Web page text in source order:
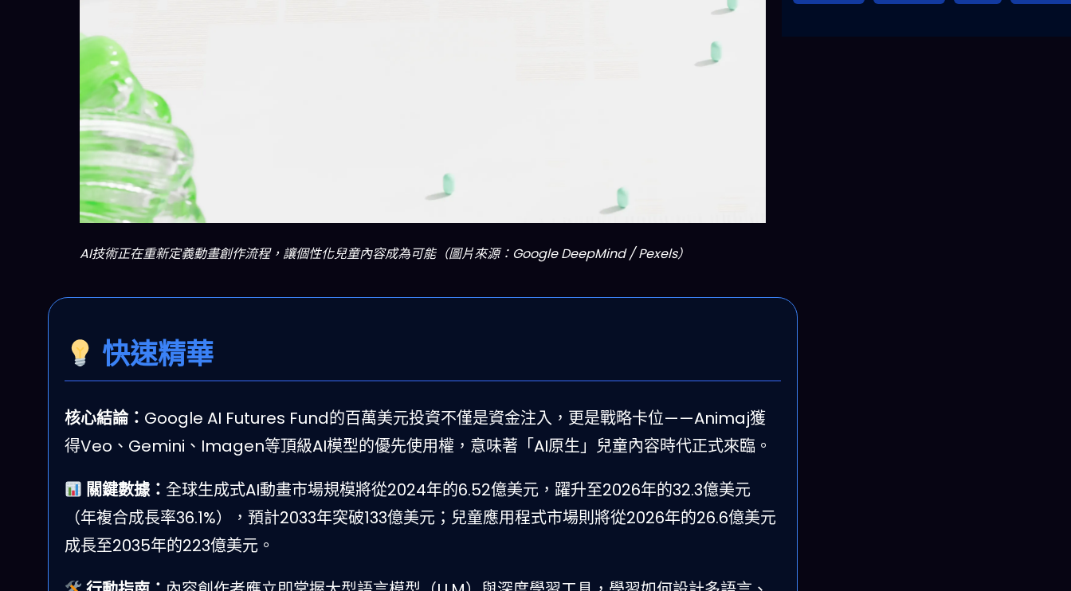
AI技術正在重新定義動畫創作流程，讓個性化兒童內容成為可能（圖片來源：Google DeepMind / Pexels）
快速精華
核心結論： Google AI Futures Fund的百萬美元投資不僅是資金注入，更是戰略卡位——Animaj獲
得Veo、Gemini、Imagen等頂級AI模型的優先使用權，意味著「AI原生」兒童內容時代正式來臨。
關鍵數據： 全球生成式AI動畫市場規模將從2024年的6.52億美元，躍升至2026年的32.3億美元
（年複合成長率36.1%），預計2033年突破133億美元；兒童應用程式市場則將從2026年的26.6億美元
成長至2035年的223億美元。